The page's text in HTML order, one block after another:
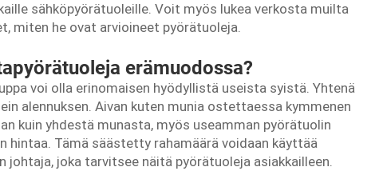
sähköpyörätuoleille. Voit myös lukea verkosta muilta
miten he ovat arvioineet pyörätuoleja.
erämuodossa?
voi olla erinomaisen hyödyllistä useista syistä. Yhtenä
alennuksen. Aivan kuten munia ostettaessa kymmenen
kuin yhdestä munasta, myös useamman pyörätuolin
hintaa. Tämä säästetty rahamäärä voidaan käyttää
joka tarvitsee näitä pyörätuoleja asiakkailleen.